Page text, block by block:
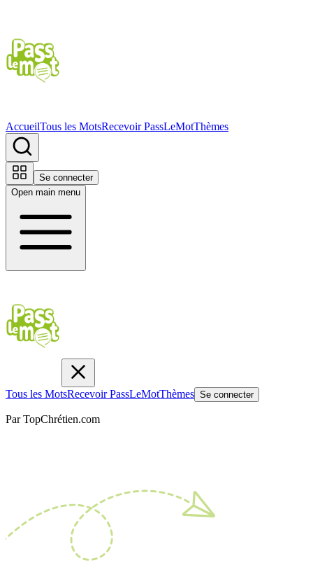
AccueilTous les MotsRecevoir PassLeMotThèmes
Se connecter
Open main menu
Tous les MotsRecevoir PassLeMotThèmes Se connecter
Par TopChrétien.com